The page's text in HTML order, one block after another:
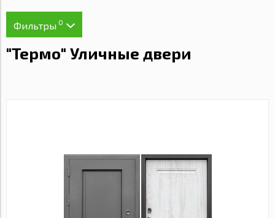
Фильтры 0
"Термо" Уличные двери